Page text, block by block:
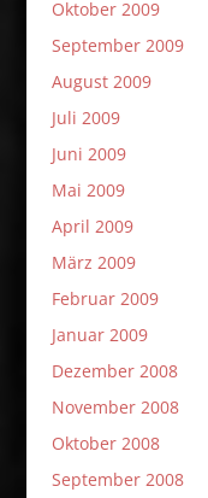
Oktober 2009
September 2009
August 2009
Juli 2009
Juni 2009
Mai 2009
April 2009
März 2009
Februar 2009
Januar 2009
Dezember 2008
November 2008
Oktober 2008
September 2008